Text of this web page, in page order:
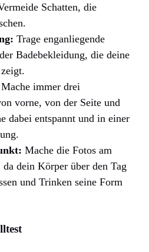
Schatten, die
Trage enganliegende
Badebekleidung, die deine
Mache immer drei
vorne, von der Seite und
dabei entspannt und in einer
Mache die Fotos am
da dein Körper über den Tag
und Trinken seine Form